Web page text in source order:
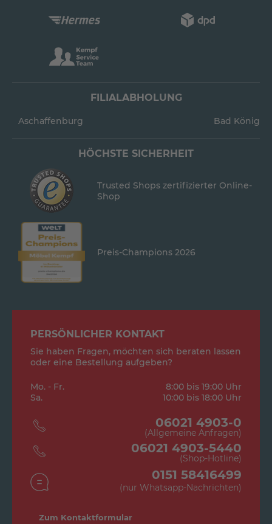
FILIALABHOLUNG
Aschaffenburg Bad König
HÖCHSTE SICHERHEIT
Trusted Shops zertifizierter Online-
Shop
Preis-Champions 2026
PERSÖNLICHER KONTAKT
Sie haben Fragen, möchten sich beraten lassen
oder eine Bestellung aufgeben?
Mo. - Fr.
8:00 bis 19:00 Uhr
Sa.
10:00 bis 18:00 Uhr
06021 4903-0
(Allgemeine Anfragen)
06021 4903-5440
(Shop-Hotline)
0151 58416499
(nur Whatsapp-Nachrichten)
Zum Kontaktformular